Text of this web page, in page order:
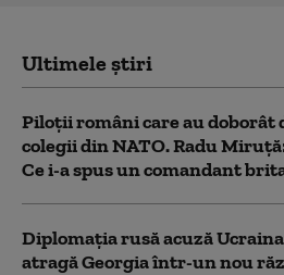
Ultimele știri
Piloții români care au doborât
colegii din NATO. Radu
Ce i-a spus un comandant
Diplomaţia rusă acuză Ucraina
atragă Georgia într-un nou